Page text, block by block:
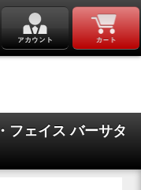
フェイス バーサタ